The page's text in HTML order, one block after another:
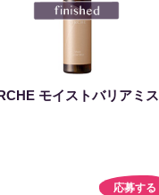
モイストバリアミス
応募する